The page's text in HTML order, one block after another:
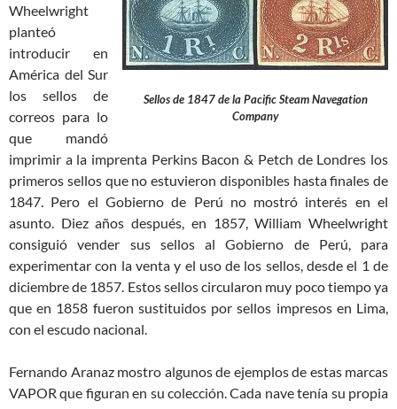
Sellos de 1847 de la Pacific Steam Navegation
Company
Wheelwright
planteó
introducir en
América del Sur
los sellos de
correos para lo
que mandó
imprimir a la imprenta Perkins Bacon & Petch de Londres los
primeros sellos que no estuvieron disponibles hasta finales de
1847. Pero el Gobierno de Perú no mostró interés en el
asunto. Diez años después, en 1857, William Wheelwright
consiguió vender sus sellos al Gobierno de Perú, para
experimentar con la venta y el uso de los sellos, desde el 1 de
diciembre de 1857. Estos sellos circularon muy poco tiempo ya
que en 1858 fueron sustituidos por sellos impresos en Lima,
con el escudo nacional.
Fernando Aranaz mostro algunos de ejemplos de estas marcas
VAPOR que figuran en su colección. Cada nave tenía su propia